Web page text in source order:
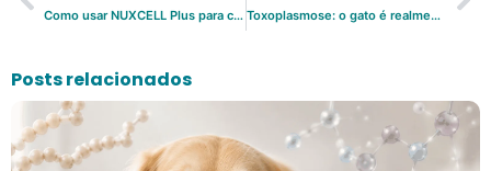
Como usar NUXCELL Plus para conter diarreia? Toxoplasmose: o gato é realmente o vilão?
Posts relacionados